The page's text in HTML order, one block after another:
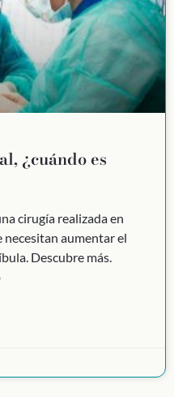
¿cuándo es
cirugía realizada en
necesitan aumentar el
Descubre más.